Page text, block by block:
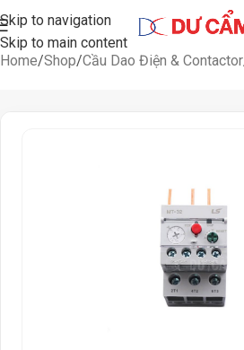
Skip to navigation
Skip to main content
Home Shop Cầu Dao Điện & Contactor